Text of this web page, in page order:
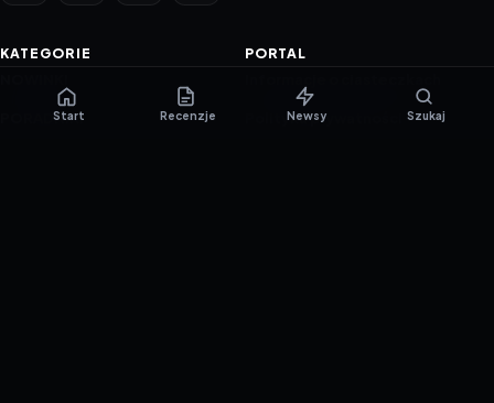
KATEGORIE
PORADNIKI
PORTAL
Polityka prywatności
Start Recenzje Newsy Szukaj